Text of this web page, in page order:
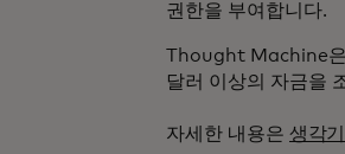
권한을 부여합니다.
Thought Machine은
달러 이상의 자금을
자세한 내용은 생각